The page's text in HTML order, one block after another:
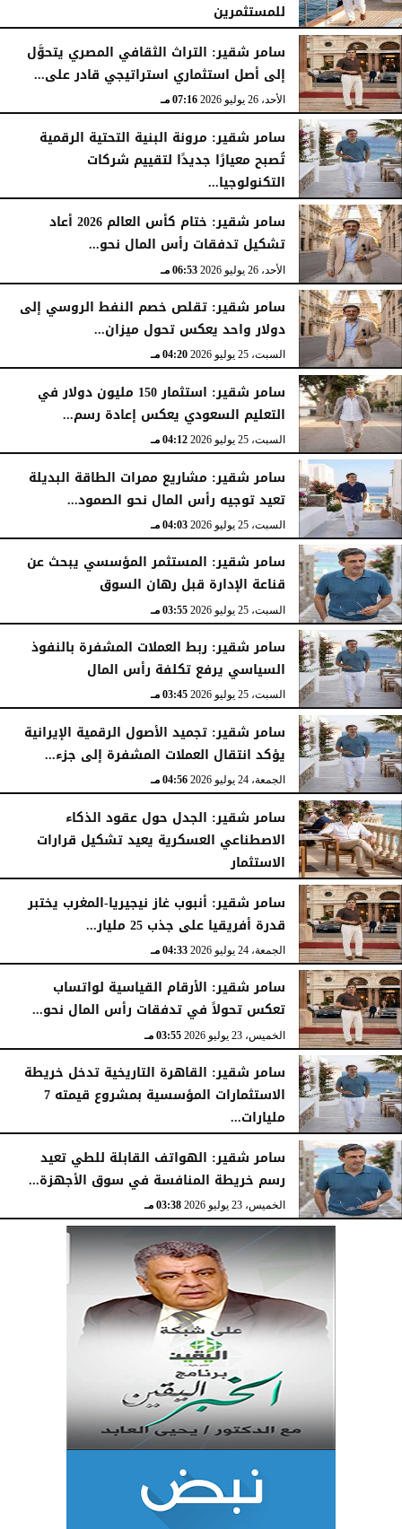
للمستثمرين
الأحد، 26 يوليو 2026 07:27 مـ
سامر شقير: التراث الثقافي المصري يتحوَّل
إلى أصل استثماري استراتيجي قادر على...
الأحد، 26 يوليو 2026 07:16 مـ
سامر شقير: مرونة البنية التحتية الرقمية
تُصبح معيارًا جديدًا لتقييم شركات
التكنولوجيا...
الأحد، 26 يوليو 2026 07:03 مـ
سامر شقير: ختام كأس العالم 2026 أعاد
تشكيل تدفقات رأس المال نحو...
الأحد، 26 يوليو 2026 06:53 مـ
سامر شقير: تقلص خصم النفط الروسي إلى
دولار واحد يعكس تحول ميزان...
السبت، 25 يوليو 2026 04:20 مـ
سامر شقير: استثمار 150 مليون دولار في
التعليم السعودي يعكس إعادة رسم...
السبت، 25 يوليو 2026 04:12 مـ
سامر شقير: مشاريع ممرات الطاقة البديلة
تعيد توجيه رأس المال نحو الصمود...
السبت، 25 يوليو 2026 04:03 مـ
سامر شقير: المستثمر المؤسسي يبحث عن
قناعة الإدارة قبل رهان السوق
السبت، 25 يوليو 2026 03:55 مـ
سامر شقير: ربط العملات المشفرة بالنفوذ
السياسي يرفع تكلفة رأس المال
السبت، 25 يوليو 2026 03:45 مـ
سامر شقير: تجميد الأصول الرقمية الإيرانية
يؤكد انتقال العملات المشفرة إلى جزء...
الجمعة، 24 يوليو 2026 04:56 مـ
سامر شقير: الجدل حول عقود الذكاء
الاصطناعي العسكرية يعيد تشكيل قرارات
الاستثمار
الجمعة، 24 يوليو 2026 04:45 مـ
سامر شقير: أنبوب غاز نيجيريا-المغرب يختبر
قدرة أفريقيا على جذب 25 مليار...
الجمعة، 24 يوليو 2026 04:33 مـ
سامر شقير: الأرقام القياسية لواتساب
تعكس تحولاً في تدفقات رأس المال نحو...
الخميس، 23 يوليو 2026 03:55 مـ
سامر شقير: القاهرة التاريخية تدخل خريطة
الاستثمارات المؤسسية بمشروع قيمته 7
مليارات...
الخميس، 23 يوليو 2026
سامر شقير: الهواتف القابلة للطي تعيد
رسم خريطة المنافسة في سوق الأجهزة...
الخميس، 23 يوليو 2026 03:38 مـ